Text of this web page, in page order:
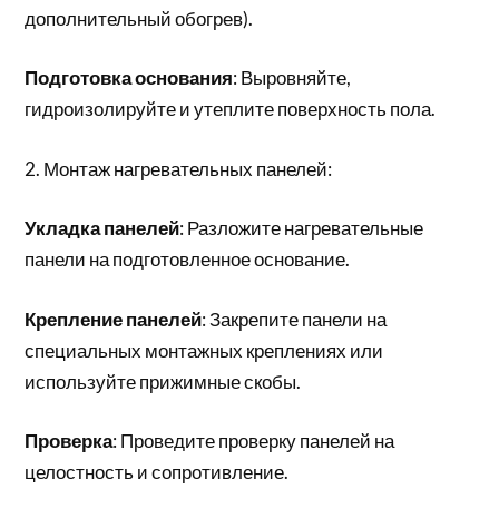
дополнительный обогрев).
Подготовка основания: Выровняйте,
гидроизолируйте и утеплите поверхность пола.
2. Монтаж нагревательных панелей:
Укладка панелей: Разложите нагревательные
панели на подготовленное основание.
Крепление панелей: Закрепите панели на
специальных монтажных креплениях или
используйте прижимные скобы.
Проверка: Проведите проверку панелей на
целостность и сопротивление.